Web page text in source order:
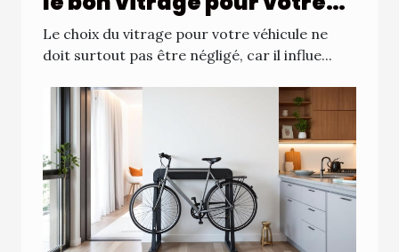
véhicule
Le choix du vitrage pour votre véhicule ne
doit surtout pas être négligé, car il influe...